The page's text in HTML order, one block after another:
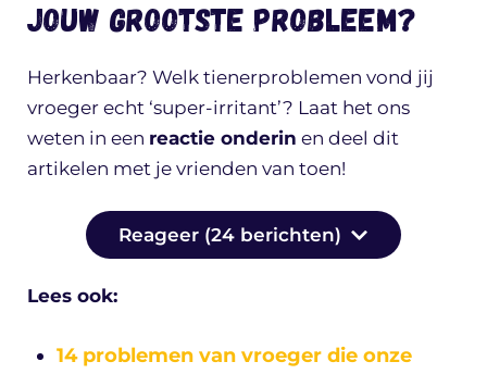
Jouw grootste probleem?
Herkenbaar? Welk tienerproblemen vond jij
vroeger echt ‘super-irritant’? Laat het ons
weten in een reactie onderin en deel dit
artikelen met je vrienden van toen!
Reageer (24 berichten)
Lees ook:
14 problemen van vroeger die onze